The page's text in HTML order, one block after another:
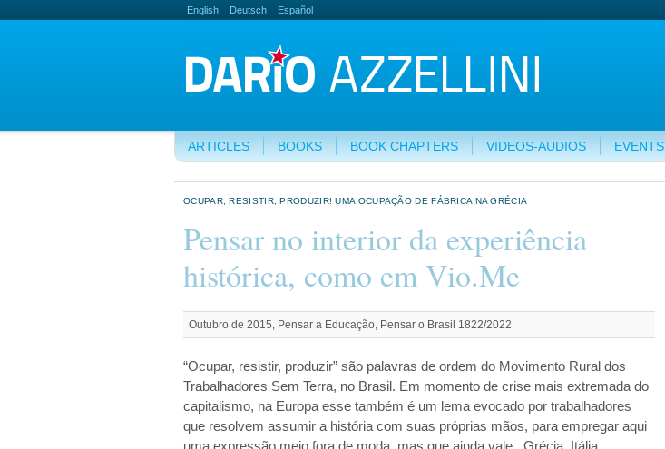
English Deutsch Español
ARTICLES BOOKS BOOK CHAPTERS VIDEOS-AUDIOS EVENTS
OCUPAR, RESISTIR, PRODUZIR! UMA OCUPAÇÃO DE FÁBRICA NA GRÉCIA
Pensar no interior da experiência
histórica, como em Vio.Me
Outubro de 2015, Pensar a Educação, Pensar o Brasil 1822/2022
“Ocupar, resistir, produzir” são palavras de ordem do Movimento Rural dos
Trabalhadores Sem Terra, no Brasil. Em momento de crise mais extremada do
capitalismo, na Europa esse também é um lema evocado por trabalhadores
que resolvem assumir a história com suas próprias mãos, para empregar aqui
uma expressão meio fora de moda, mas que ainda vale. Grécia, Itália,